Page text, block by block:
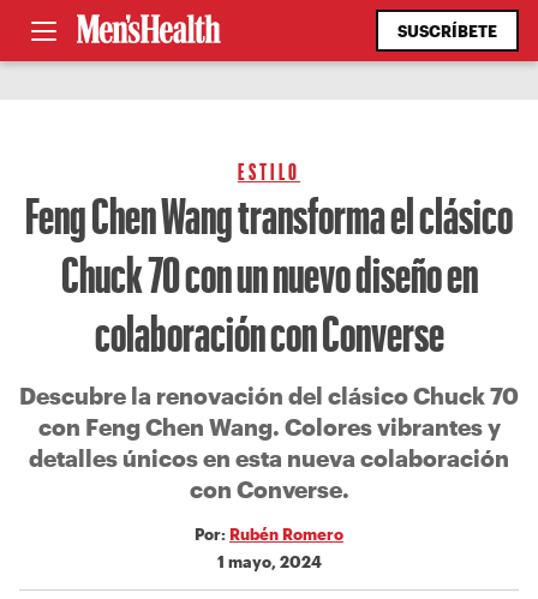
SUSCRÍBETE
ESTILO
Feng Chen Wang transforma el clásico
Chuck 70 con un nuevo diseño en
colaboración con Converse
Descubre la renovación del clásico Chuck 70
con Feng Chen Wang. Colores vibrantes y
detalles únicos en esta nueva colaboración
con Converse.
Por: Rubén Romero
1 mayo, 2024